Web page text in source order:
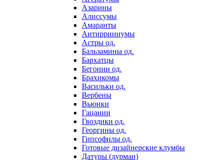
Азарины
Алиссумы
Амаранты
Антирриниумы
Астры од.
Бальзамины од.
Бархатцы
Бегонии од.
Брахикомы
Васильки од.
Вербены
Вьюнки
Гацании
Гвоздики од.
Георгины од.
Гипсофилы од.
Готовые дизайнерские клумбы
Датуры (дурман)